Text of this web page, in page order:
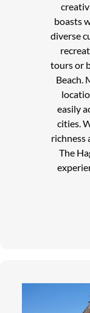
boasts
diverse
tours or
Beach.
easily
cities.
richness
The